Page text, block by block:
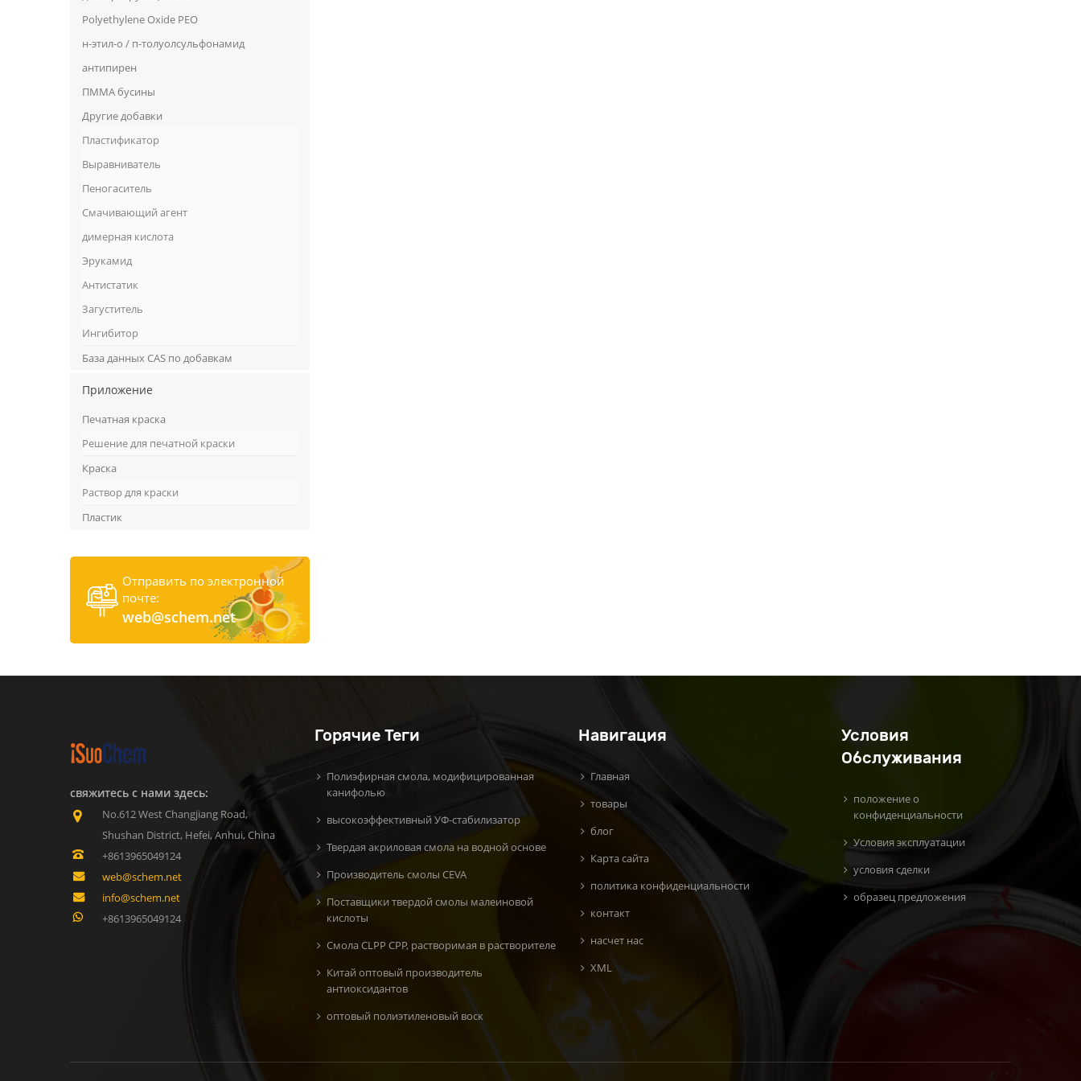
Polyethylene Oxide PEO
н-этил-о / п-толуолсульфонамид
антипирен
ПММА бусины
Другие добавки
Пластификатор
Выравниватель
Пеногаситель
Смачивающий агент
димерная кислота
Эрукамид
Антистатик
Загуститель
Ингибитор
База данных CAS по добавкам
Приложение
Печатная краска
Решение для печатной краски
Краска
Раствор для краски
Пластик
Отправить по электронной
почте:
web@schem.net
свяжитесь с нами здесь:
No.612 West Changjiang Road,
Shushan District, Hefei, Anhui, China
+8613965049124
web@schem.net
info@schem.net
+8613965049124
Горячие Теги
Полиэфирная смола, модифицированная
канифолью
высокоэффективный УФ-стабилизатор
Твердая акриловая смола на водной основе
Производитель смолы CEVA
Поставщики твердой смолы малеиновой
кислоты
Смола CLPP CPP, растворимая в растворителе
Китай оптовый производитель
антиоксидантов
oптовый полиэтиленовый воск
Навигация
Главная
товары
блог
Карта сайта
политика конфиденциальности
контакт
насчет нас
XML
Условия
Обслуживания
положение о
конфиденциальности
Условия эксплуатации
условия сделки
образец предложения